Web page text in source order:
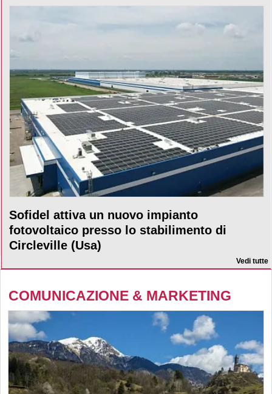
Sofidel attiva un nuovo impianto
fotovoltaico presso lo stabilimento di
Circleville (Usa)
Vedi tutte
COMUNICAZIONE & MARKETING